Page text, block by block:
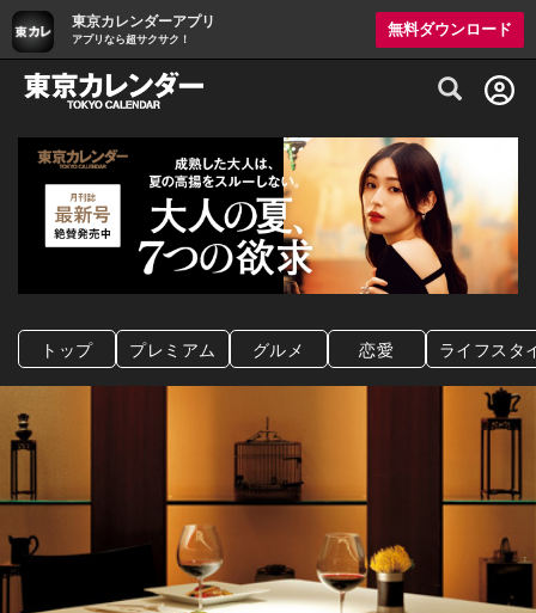
東京カレンダーアプリ
アプリなら超サクサク！
無料ダウンロード
グルメ情報・プレミアムレストラン予約
トップ プレミアム グルメ 恋愛 ライフスタ